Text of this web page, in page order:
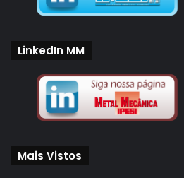
LinkedIn MM
Mais Vistos